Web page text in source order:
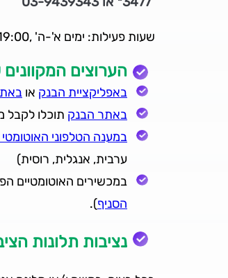
שעות פעילות: ימים א'-ה' ,08:00-19:00 ימי ו' וערבי חג 08:00-13:00
הערוצים המקוונים שלנו זמינים 24
באפליקציית הבנק או
באתר הבנק תוכלו לקבל
במענה הטלפוני
ערבית, אנגלית, רוסית)
במכשירים האוטומטיים
הסניף).
נציבות תלונות